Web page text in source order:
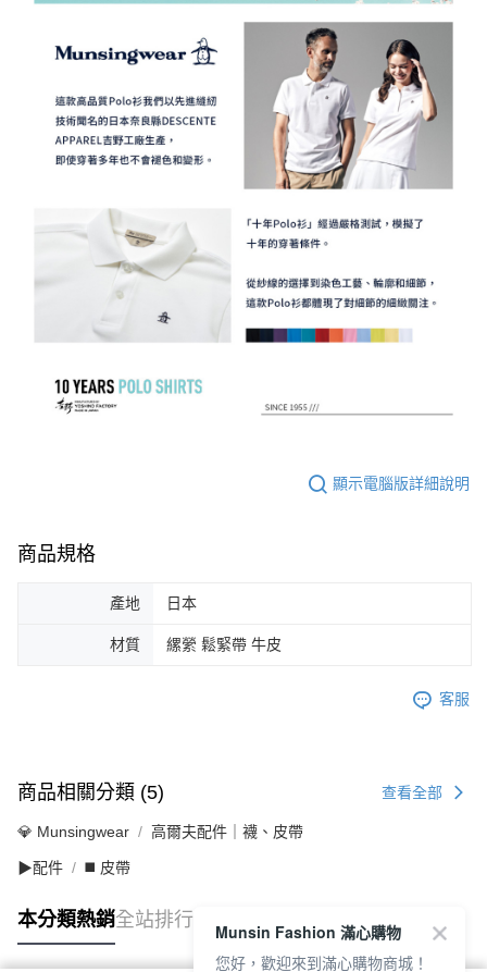
顯示電腦版詳細說明
商品規格
產地 日本
材質 縲縈 鬆緊帶 牛皮
客服
商品相關分類 (5) 查看全部
💎 Munsingwear 高爾夫配件｜襪、皮帶
▶配件 ◼️ 皮帶
本分類熱銷全站排行
Munsin Fashion 滿心購物
您好，歡迎來到滿心購物商城！